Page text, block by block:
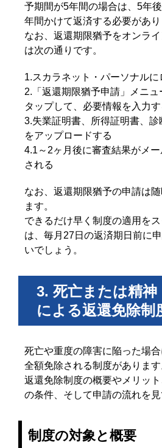
予期間が5年間の場合は、5年
年間かけて返済する必要があり
なお、返還期限猶予をオンラ
は次の通りです。
1.スカラネット・パーソナルに
2.「返還期限猶予申請」メニ
タップして、必要情報を入力す
3.失業証明書、所得証明書、
をアップロードする
4.1～2ヶ月後に審査結果がメ
される
なお、返還期限猶予の申請は
ます。
できるだけ早く制度の適用を
は、毎月27日の返済期日前に
いでしょう。
3. 死亡または精神
による返還免除制
死亡や重度の障害に陥った場
全額免除される制度があります
返還免除制度の概要やメリッ
の条件、そして申請の流れを見
制度の対象と概要